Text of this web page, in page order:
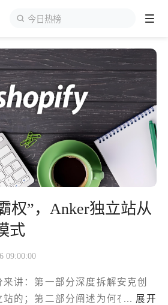
海外货盘
个人中心
权”，Anker独立站从
式
09:00:00
讲：第一部分深度拆解安克创
的；第二部分阐述为何在2026
... 展开